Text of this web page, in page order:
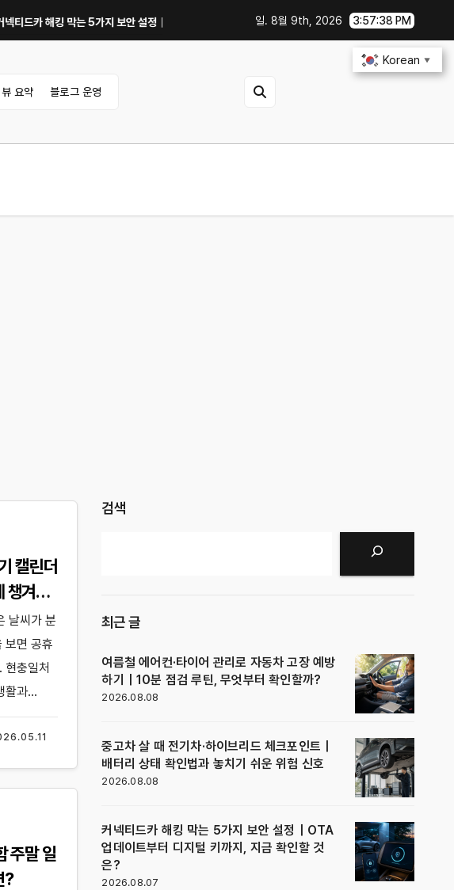
는 5가지 보안 설정｜OTA 업데이트부터 디지털 키까지, 지금 확인할 것은? 연비 30% 올리는 운
일. 8월 9th, 2026 3:57:39 PM
요약 블로그 운영
캘린더
챙겨야
날씨가 분
보면 공휴
현충일처
활과…
주말 일
?
검색
최근 글
여름철 에어컨·타이어 관리로 자동차 고장 예방
하기｜10분 점검 루틴, 무엇부터 확인할까?
2026.08.08
중고차 살 때 전기차·하이브리드 체크포인트｜
배터리 상태 확인법과 놓치기 쉬운 위험 신호
2026.08.08
커넥티드카 해킹 막는 5가지 보안 설정｜OTA
업데이트부터 디지털 키까지, 지금 확인할 것
은?
2026.08.07
Korean ▼